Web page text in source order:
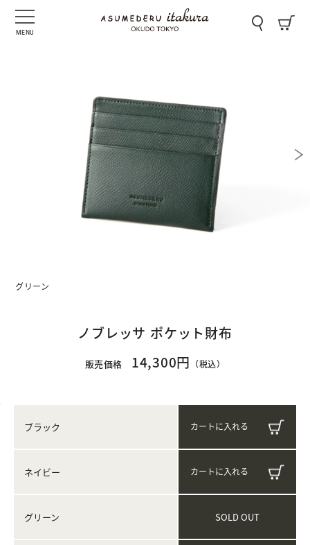
MENU
グリーン
ノブレッサ ポケット財布
販売価格 14,300円 （税込）
ブラック
ネイビー
グリーン SOLD OUT